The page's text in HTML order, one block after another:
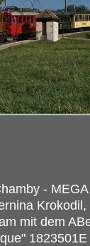
-
mit dem